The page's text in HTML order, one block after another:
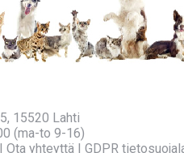
15520 Lahti
(ma-to 9-16)
Ota yhteyttä| GDPR